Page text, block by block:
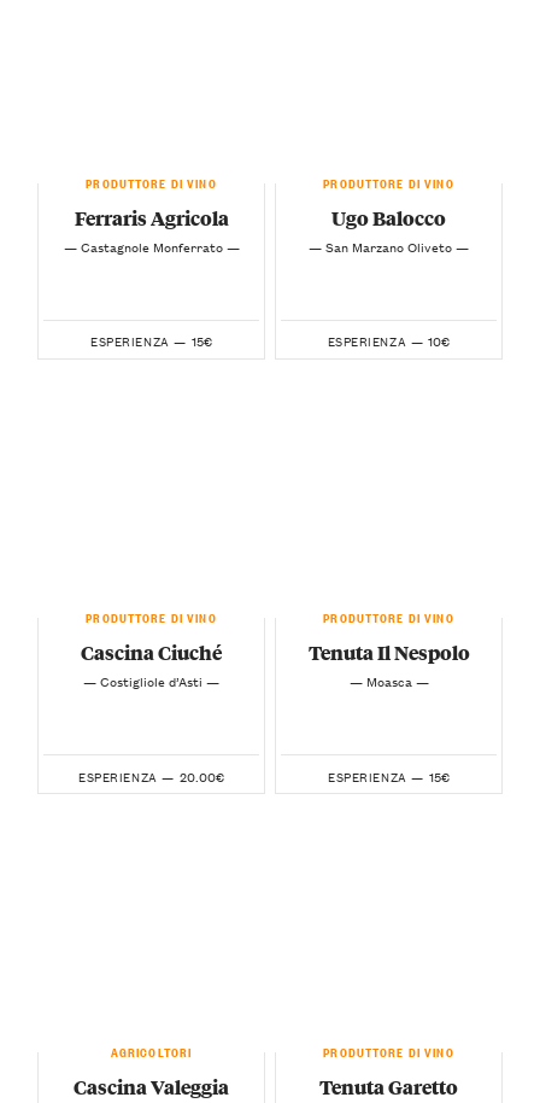
PRODUTTORE DI VINO
Ferraris Agricola
— Castagnole Monferrato —
ESPERIENZA — 15€
PRODUTTORE DI VINO
Ugo Balocco
— San Marzano Oliveto —
ESPERIENZA — 10€
PRODUTTORE DI VINO
Cascina Ciuché
— Costigliole d’Asti —
ESPERIENZA — 20.00€
PRODUTTORE DI VINO
Tenuta Il Nespolo
— Moasca —
ESPERIENZA — 15€
AGRICOLTORI
Cascina Valeggia
PRODUTTORE DI VINO
Tenuta Garetto